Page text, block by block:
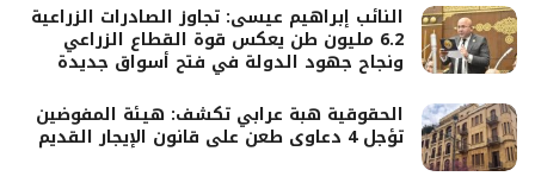
النائب إبراهيم عيسى: تجاوز الصادرات الزراعية
6.2 مليون طن يعكس قوة القطاع الزراعي
ونجاح جهود الدولة في فتح أسواق جديدة
الحقوقية هبة عرابي تكشف: هيئة المفوضين
تؤجل 4 دعاوى طعن على قانون الإيجار القديم